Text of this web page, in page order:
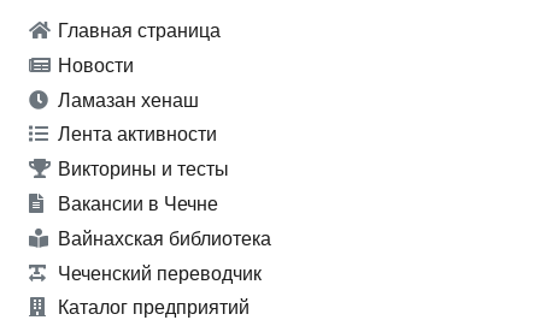
Главная страница
Новости
Ламазан хенаш
Лента активности
Викторины и тесты
Вакансии в Чечне
Вайнахская библиотека
Чеченский переводчик
Каталог предприятий